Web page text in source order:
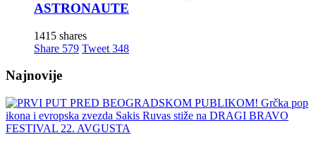
ASTRONAUTE
1415 shares
Share 579 Tweet 348
Najnovije